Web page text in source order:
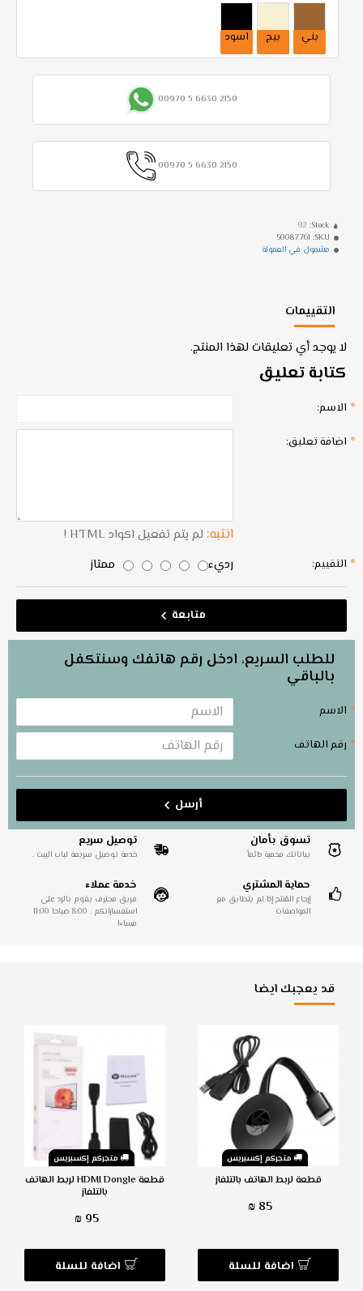
Stock:
92
SKU:
50087761
مشمول في العمولة
بني بيج اسود
00970 5 6630 2150
00970 5 6630 2150
التقييمات
لا يوجد أي تعليقات لهذا المنتج.
كتابة تعليق
الاسم:
اضافة تعليق:
انتبه: لم يتم تفعيل اكواد HTML !
التقييم: رديء ممتاز
متابعة
للطلب السريع، ادخل رقم هاتفك وسنتكفل
بالباقي
الاسم
رقم الهاتف
أرسل
تسوق بأمان
بياناتك محمية دائماً
توصيل سريع
خدمة توصيل سريعة لباب البيت .
حماية المشتري
إرجاع المُنتج إذا لم يتطابق مع
المواصفات
خدمة عملاء
فريق محترف يقوم بالرد على
استفساراتكم . 8:00 صباحا 11:00
مساءا
قد يعجبك ايضا
متجركم إكسبريس
قطعة لربط الهاتف بالتلفاز
85 ₪
اضافة للسلة
متجركم إكسبريس
قطعة HDMI Dongle لربط الهاتف
بالتلفاز
95 ₪
اضافة للسلة